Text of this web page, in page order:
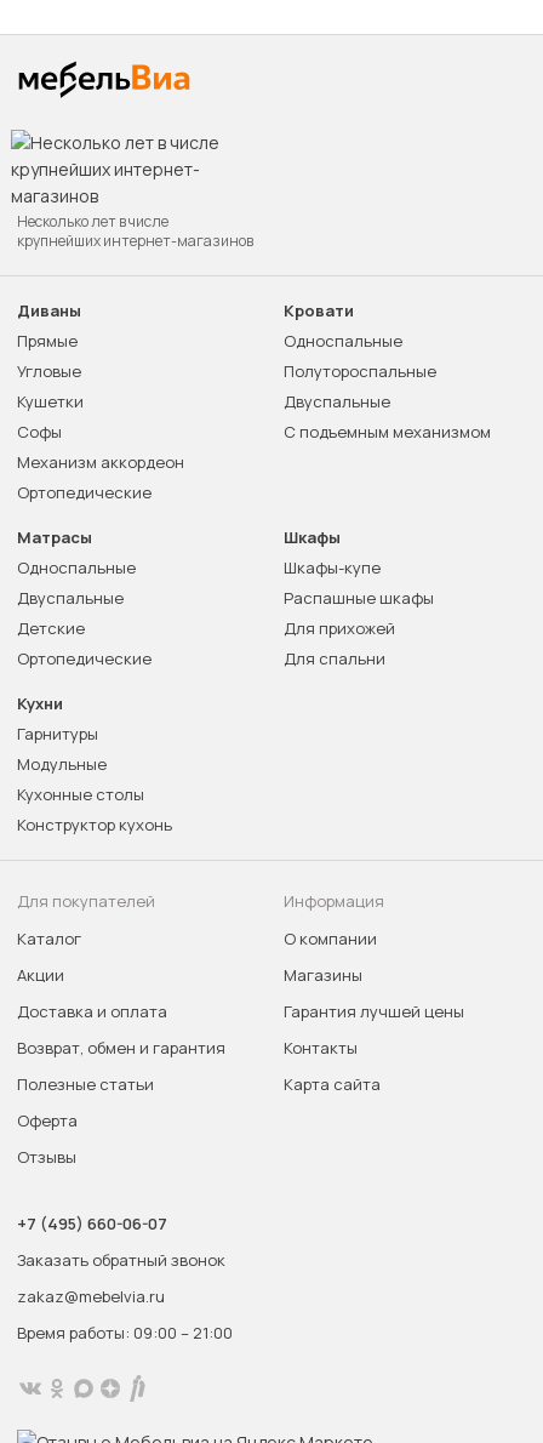
Несколько лет в числе
крупнейших интернет-магазинов
Диваны
Прямые
Угловые
Кушетки
Софы
Механизм аккордеон
Ортопедические
Кровати
Односпальные
Полутороспальные
Двуспальные
С подъемным механизмом
Матрасы
Односпальные
Двуспальные
Детские
Ортопедические
Шкафы
Шкафы-купе
Распашные шкафы
Для прихожей
Для спальни
Кухни
Гарнитуры
Модульные
Кухонные столы
Конструктор кухонь
Для покупателей
Каталог
Акции
Доставка и оплата
Возврат, обмен и гарантия
Полезные статьи
Оферта
Отзывы
Информация
О компании
Магазины
Гарантия лучшей цены
Контакты
Карта сайта
+7 (495) 660-06-07
Заказать обратный звонок
zakaz@mebelvia.ru
Время работы: 09:00 – 21:00